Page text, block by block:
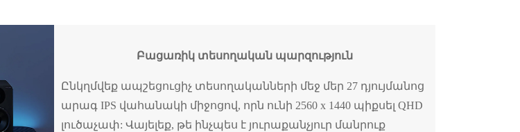
Բացառիկ տեսողական պարզություն
Ընկղմվեք ապշեցուցիչ տեսողականների մեջ մեր 27 դյույմանոց
արագ IPS վահանակի միջոցով, որն ունի 2560 x 1440 պիքսել QHD
լուծաչափ: Վայելեք, թե ինչպես է յուրաքանչյուր մանրուք